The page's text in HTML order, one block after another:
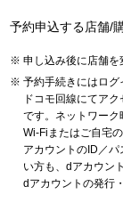
予約申込する店舗/
申し込み後に店舗を
予約手続きにはログ
ドコモ回線にてア
です。ネットワーク
Wi-Fiまたはご自宅
アカウントのID／
い方も、dアカウン
dアカウントの発行